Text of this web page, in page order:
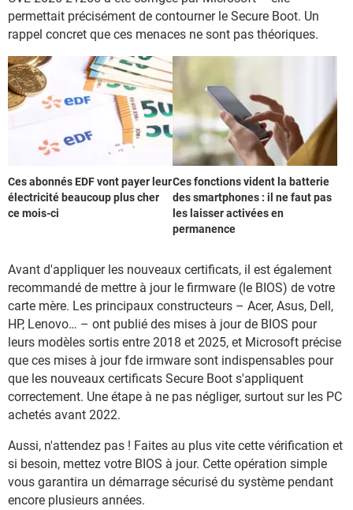
permettait précisément de contourner le Secure Boot. Un
rappel concret que ces menaces ne sont pas théoriques.
Ces abonnés EDF vont payer leur
électricité beaucoup plus cher
ce mois-ci
Ces fonctions vident la batterie
des smartphones : il ne faut pas
les laisser activées en
permanence
Avant d'appliquer les nouveaux certificats, il est également
recommandé de mettre à jour le firmware (le BIOS) de votre
carte mère. Les principaux constructeurs – Acer, Asus, Dell,
HP, Lenovo… – ont publié des mises à jour de BIOS pour
leurs modèles sortis entre 2018 et 2025, et Microsoft précise
que ces mises à jour fde irmware sont indispensables pour
que les nouveaux certificats Secure Boot s'appliquent
correctement. Une étape à ne pas négliger, surtout sur les PC
achetés avant 2022.
Aussi, n'attendez pas ! Faites au plus vite cette vérification et
si besoin, mettez votre BIOS à jour. Cette opération simple
vous garantira un démarrage sécurisé du système pendant
encore plusieurs années.